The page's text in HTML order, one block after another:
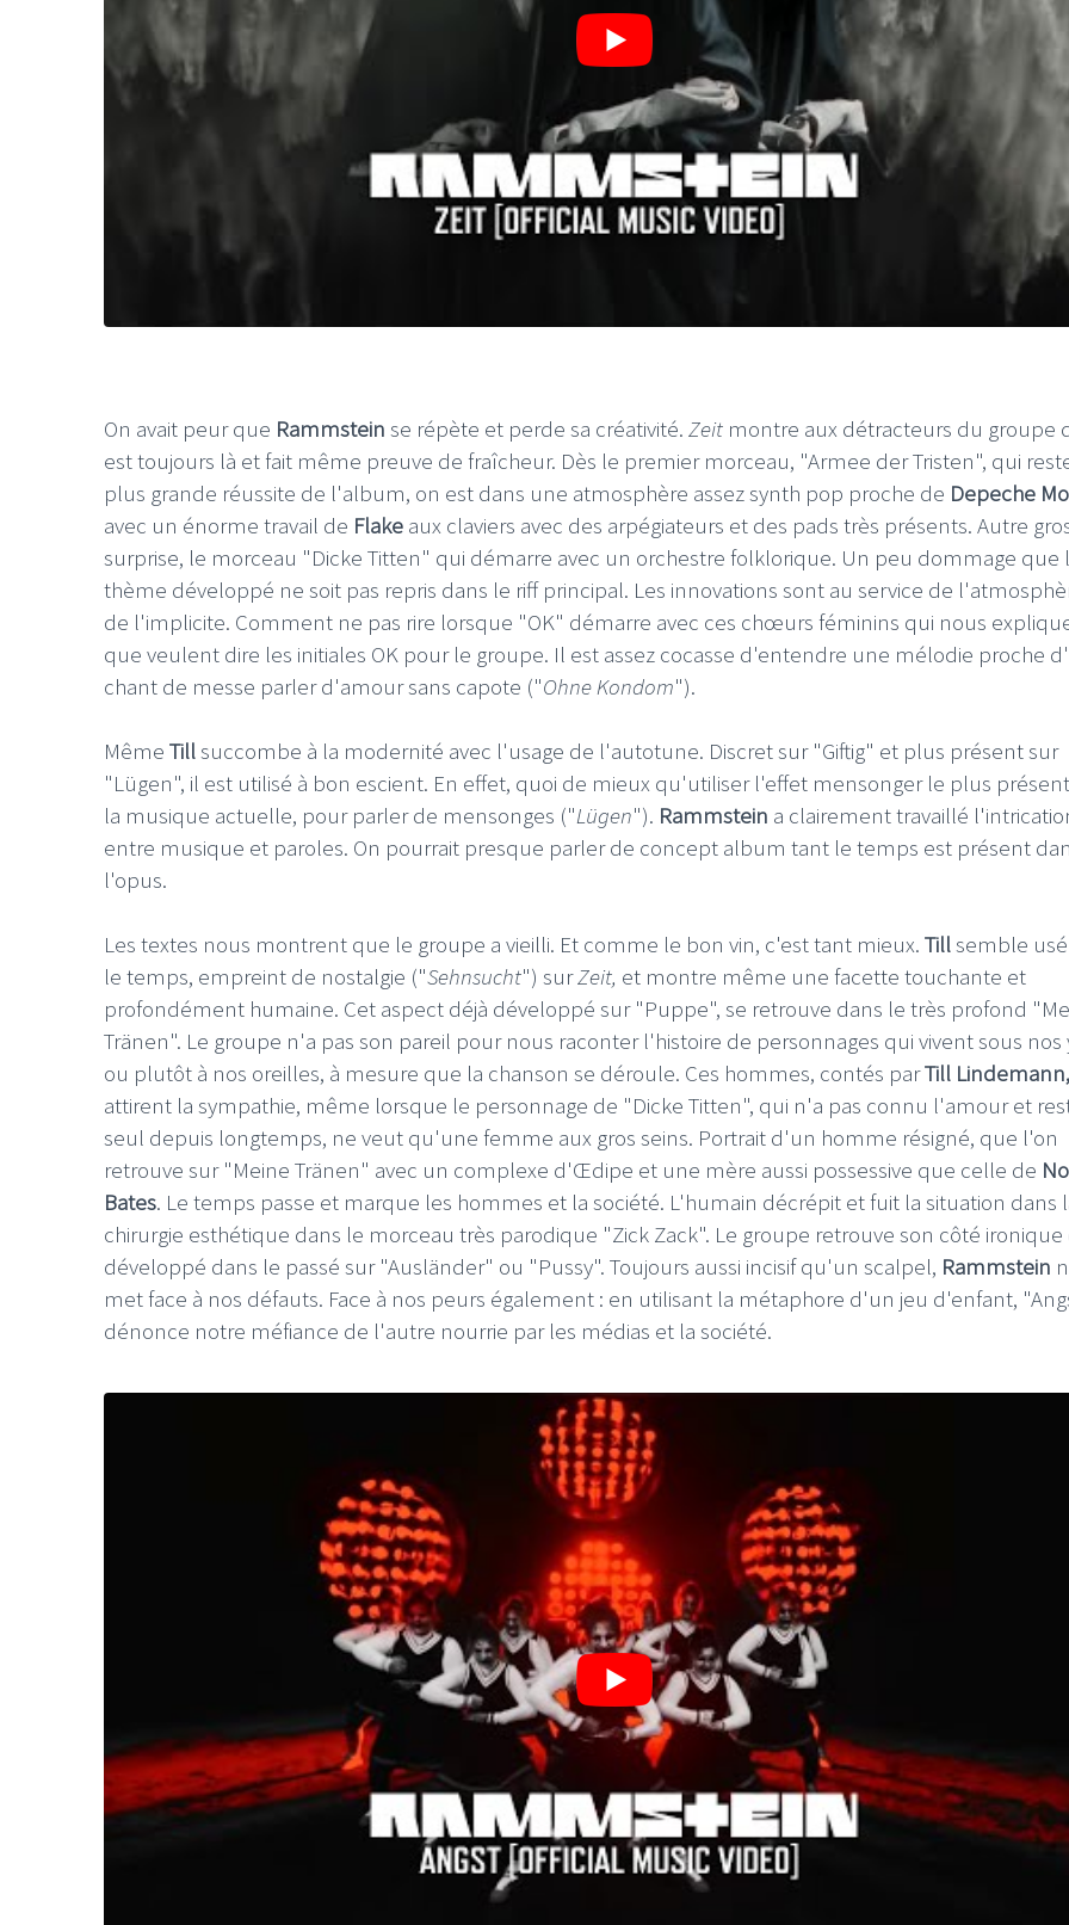
On avait peur que Rammstein se répète et perde sa créativité. Zeit montre aux détracteurs du groupe
est toujours là et fait même preuve de fraîcheur. Dès le premier morceau, "Armee der Tristen", qui
plus grande réussite de l'album, on est dans une atmosphère assez synth pop proche de Depeche
avec un énorme travail de Flake aux claviers avec des arpégiateurs et des pads très présents. Autre
surprise, le morceau "Dicke Titten" qui démarre avec un orchestre folklorique. Un peu dommage que
thème développé ne soit pas repris dans le riff principal. Les innovations sont au service de
de l'implicite. Comment ne pas rire lorsque "OK" démarre avec ces chœurs féminins qui nous
que veulent dire les initiales OK pour le groupe. Il est assez cocasse d'entendre une mélodie proche
chant de messe parler d'amour sans capote ("Ohne Kondom").
Même Tillsuccombe à la modernité avec l'usage de l'autotune. Discret sur "Giftig" et plus présent sur
"Lügen", il est utilisé à bon escient. En effet, quoi de mieux qu'utiliser l'effet mensonger le plus
la musique actuelle, pour parler de mensonges ("Lügen"). Rammstein a clairement travaillé
entre musique et paroles. On pourrait presque parler de concept album tant le temps est présent
l'opus.
Les textes nous montrent que le groupe a vieilli. Et comme le bon vin, c'est tant mieux. Tillsemble
le temps, empreint de nostalgie ("Sehnsucht") surZeit, et montre même une facette touchante et
profondément humaine. Cet aspect déjà développé sur "Puppe", se retrouve dans le très profond
Tränen". Le groupe n'a pas son pareil pour nous raconter l'histoire de personnages qui vivent sous nos
ou plutôt à nos oreilles, à mesure que la chanson se déroule. Ces hommes, contés parTill Lindemann,
attirent la sympathie, même lorsque le personnage de "Dicke Titten", qui n'a pas connu l'amour et
seul depuis longtemps, ne veut qu'une femme aux gros seins. Portrait d'un homme résigné, que l'on
retrouve sur "Meine Tränen" avec un complexe d'Œdipe et une mère aussi possessive que celle de
Bates. Le temps passe et marque les hommes et la société. L'humain décrépit et fuit la situation dans
chirurgie esthétique dans le morceau très parodique "Zick Zack". Le groupe retrouve son côté ironique
développé dans le passé sur "Ausländer" ou "Pussy". Toujours aussi incisif qu'un scalpel, Rammstein
met face à nos défauts. Face à nos peurs également : en utilisant la métaphore d'un jeu d'enfant,
dénonce notre méfiance de l'autre nourrie par les médias et la société.